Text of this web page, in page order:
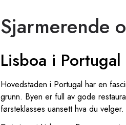
Sjarmerende
Lisboa i Portugal
Hovedstaden i Portugal har en
grunn. Byen er full av gode
førsteklasses uansett hva du velger.